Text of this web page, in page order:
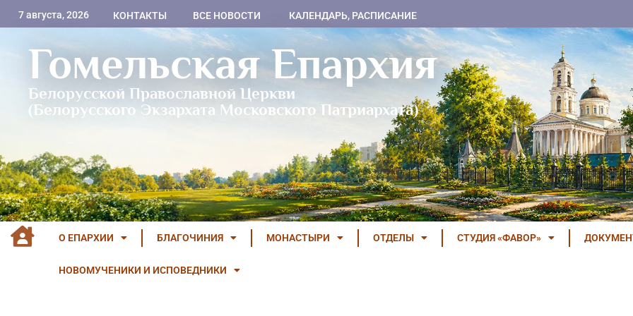
7 августа, 2026 КОНТАКТЫ ВСЕ НОВОСТИ КАЛЕНДАРЬ, РАСПИСАНИЕ
Гомельская Епархия
Белорусской Православной Церкви
(Белорусского Экзархата Московского Патриархата)
О ЕПАРХИИ БЛАГОЧИНИЯ МОНАСТЫРИ ОТДЕЛЫ СТУДИЯ «ФАВОР»
НОВОМУЧЕНИКИ И ИСПОВЕДНИКИ